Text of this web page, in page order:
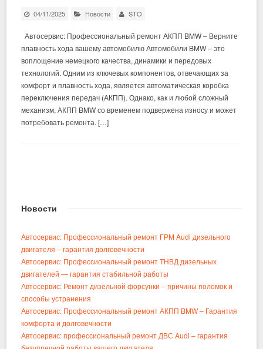
04/11/2025 Новости STO
Автосервис: Профессиональный ремонт АКПП BMW – Верните
плавность хода вашему автомобилю Автомобили BMW – это
воплощение немецкого качества, динамики и передовых
технологий. Одним из ключевых компонентов, отвечающих за
комфорт и плавность хода, является автоматическая коробка
переключения передач (АКПП). Однако, как и любой сложный
механизм, АКПП BMW со временем подвержена износу и может
потребовать ремонта. […]
Новости
Автосервис: Профессиональный ремонт ГРМ Audi дизельного
двигателя – гарантия долговечности
Автосервис: Профессиональный ремонт ТНВД дизельных
двигателей — гарантия стабильной работы
Автосервис: Ремонт дизельной форсунки – причины поломок и
способы устранения
Автосервис: Профессиональный ремонт АКПП BMW – Гарантия
комфорта и долговечности
Автосервис: профессиональный ремонт ДВС Audi – гарантия